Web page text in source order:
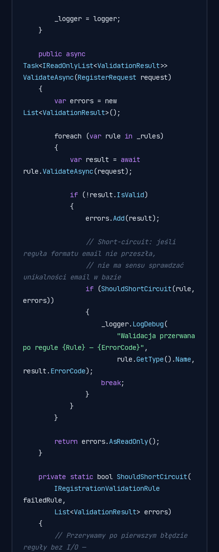
        _logger
= logger;
public async
Task<IReadOnlyList<ValidationResult
ValidateAsync(RegisterRequest request)
var errors =
List<ValidationResult>();
        foreach (
var rule in _rules)
var result = await
rule.ValidateAsync(request);
if ( ! result. IsValid)
                errors.
Add(result);
// Short-circuit: jeśli
reguła formatu email nie przeszła,
// nie ma sensu sprawdzać
unikalności email w bazie
if (ShouldShortCircuit(rule,
errors))
                    _logger.
LogDebug(
"Walidacja przerwana
po regule {Rule} — {ErrorCode}" ,
                        rule.
GetType().Name ,
result. ErrorCode);
break;
return errors.AsReadOnly();
private static bool ShouldShortCircuit(
IRegistrationValidationRule
failedRule,
List<ValidationResult> errors)
// Przerywamy po pierwszym błędzie
reguły bez I/O —